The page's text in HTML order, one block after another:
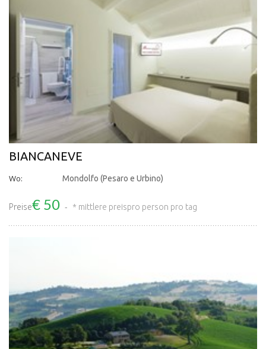
BIANCANEVE
Wo: Mondolfo (Pesaro e Urbino)
Preise€ 50 * mittlere preispro person pro tag